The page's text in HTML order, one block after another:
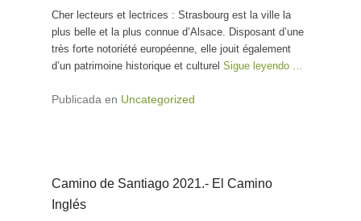
Cher lecteurs et lectrices : Strasbourg est la ville la
plus belle et la plus connue d’Alsace. Disposant d’une
très forte notoriété européenne, elle jouit également
d’un patrimoine historique et culturel Sigue leyendo …
Publicada en Uncategorized
Camino de Santiago 2021.- El Camino
Inglés